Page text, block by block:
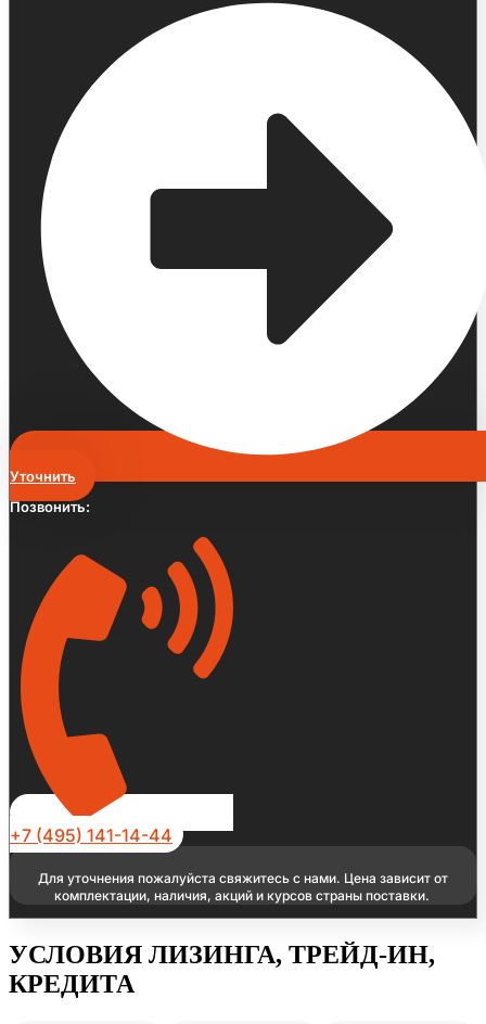
Уточнить
Позвонить:
+7 (495) 141-14-44
Для уточнения пожалуйста свяжитесь с нами. Цена зависит от
комплектации, наличия, акций и курсов страны поставки.
УСЛОВИЯ ЛИЗИНГА, ТРЕЙД-ИН,
КРЕДИТА